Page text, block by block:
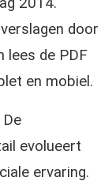
door
lees de PDF
en mobiel.
evolueert
ervaring.